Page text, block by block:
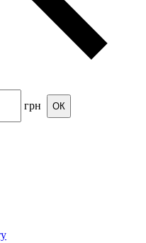
грн ОК